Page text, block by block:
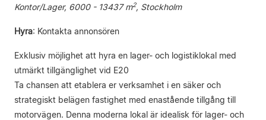
Kontor/Lager, 6000 - 13437 m2, Stockholm
Hyra: Kontakta annonsören
Exklusiv möjlighet att hyra en lager- och logistiklokal med
utmärkt tillgänglighet vid E20
Ta chansen att etablera er verksamhet i en säker och
strategiskt belägen fastighet med enastående tillgång till
motorvägen. Denna moderna lokal är idealisk för lager- och